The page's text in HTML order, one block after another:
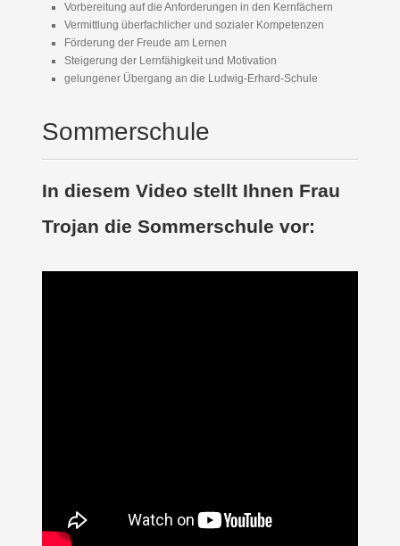
Vorbereitung auf die Anforderungen in den Kernfächern
Vermittlung überfachlicher und sozialer Kompetenzen
Förderung der Freude am Lernen
Steigerung der Lernfähigkeit und Motivation
gelungener Übergang an die Ludwig-Erhard-Schule
Sommerschule
In diesem Video stellt Ihnen Frau
Trojan die Sommerschule vor: